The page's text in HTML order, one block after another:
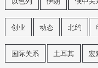
创业 动态 北约
国际关系 土耳其 宏